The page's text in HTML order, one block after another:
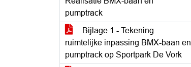
pumptrack
Bijlage 1 - Tekening
ruimtelijke inpassing BMX-baan en
pumptrack op Sportpark De Vork